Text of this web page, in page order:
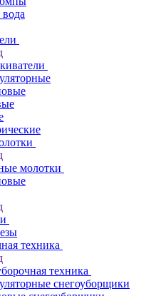
молотки
техника
техника
снегоуборщики